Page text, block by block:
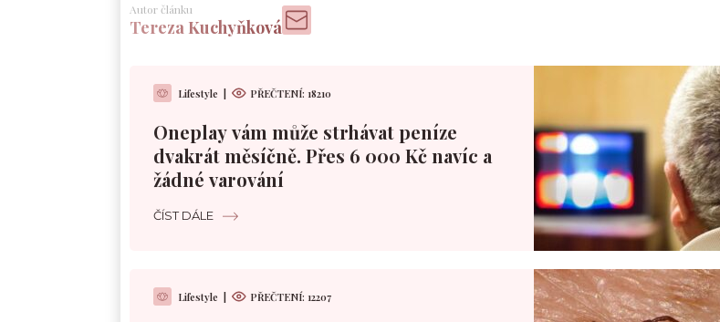
Autor článku
Tereza Kuchyňková
Lifestyle | PŘEČTENÍ: 18210
Oneplay vám může strhávat peníze
dvakrát měsíčně. Přes 6 000 Kč navíc a
žádné varování
ČÍST DÁLE
Lifestyle | PŘEČTENÍ: 12207